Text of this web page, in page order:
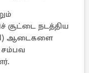
சூட்டை நடத்திய
ஆடைகளை